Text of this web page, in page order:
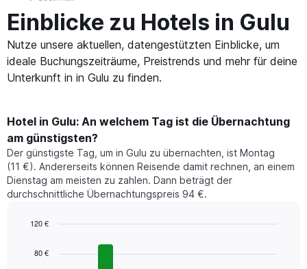
Einblicke zu Hotels in Gulu
Nutze unsere aktuellen, datengestützten Einblicke, um
ideale Buchungszeiträume, Preistrends und mehr für deine
Unterkunft in in Gulu zu finden.
Hotel in Gulu: An welchem Tag ist die Übernachtung
am günstigsten?
Der günstigste Tag, um in Gulu zu übernachten, ist Montag
(11 €). Andererseits können Reisende damit rechnen, an einem
Dienstag am meisten zu zahlen. Dann beträgt der
durchschnittliche Übernachtungspreis 94 €.
chart
80 €
120 €